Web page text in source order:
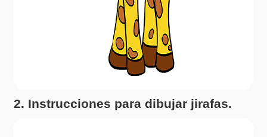
2. Instrucciones para dibujar jirafas.